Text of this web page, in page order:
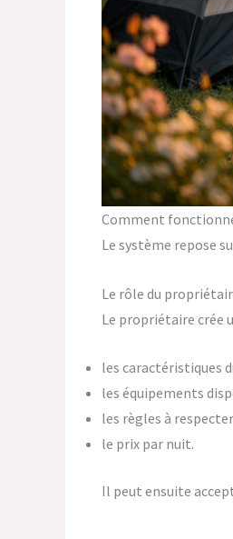
Comment
Le système repose
Le rôle du
Le propriétaire crée
les caractéristiques
les équipements
les règles à respecter
le prix par nuit.
Il peut ensuite